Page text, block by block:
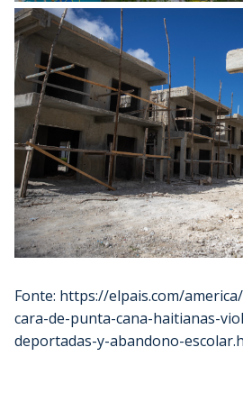
Fonte: https://elpais.com/
cara-de-punta-cana-haitianas-
deportadas-y-abandono-